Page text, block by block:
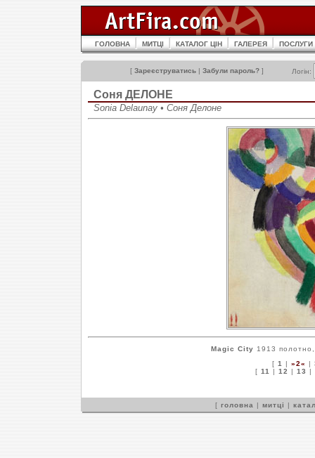
ГОЛОВНА МИТЦІ КАТАЛОГ ЦІН ГАЛЕРЕЯ ПОСЛУГИ
[ Зареєструватись | Забули пароль? ] Логін:
Соня ДЕЛОНЕ
Sonia Delaunay • Соня Делоне
Magic City 1913
[ 1 | »2« |
[ 11 | 12 | 13 |
[ головна | митці |